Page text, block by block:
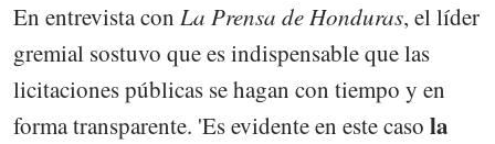
En entrevista con La Prensa de Honduras, el líder
gremial sostuvo que es indispensable que las
licitaciones públicas se hagan con tiempo y en
forma transparente. 'Es evidente en este caso la